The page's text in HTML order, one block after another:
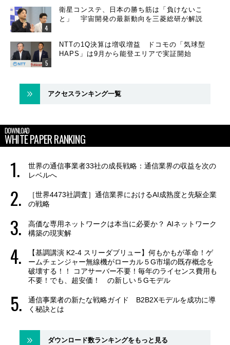
衛星コンステ、日本の勝ち筋は「負けないこ
と」 宇宙開発の最新動向を三菱総研が解説
NTTの1Q決算は増収増益 ドコモの「気球型
HAPS」は9月から能登エリアで実証開始
アクセスランキング一覧
DOWNLOAD
WHITE PAPER RANKING
世界の通信事業者33社の成長戦略：通信業界の収益を次の
レベルへ
［世界4473社調査］通信業界におけるAI成熟度と先駆企業
の戦略
高価な専用ネットワークは本当に必要か？ AIネットワーク
構築の現実解
【基調講演 K2-4 スリーダブリュー】何もかもが革命！ゲ
ームチェンジャー無線機がローカル５G市場の既存概念を
破壊する！！ コアサーバー不要！毎年のライセンス費用も
不要！でも、超安価！ の新しい５Gモデル
通信事業者の新たな戦略ガイド B2B2Xモデルを成功に導
く秘訣とは
ダウンロード数ランキングをもっと見る